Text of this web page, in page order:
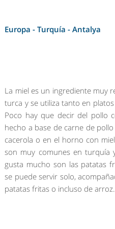
Europa - Turquía -Antalya
La miel es un ingrediente muy
turca y se utiliza tanto en
Poco hay que decir del pollo
hecho a base de carne de
cacerola o en el horno con
son muy comunes en turquía
gusta mucho son las patatas
se puede servir solo,
patatas fritas o incluso de arroz.